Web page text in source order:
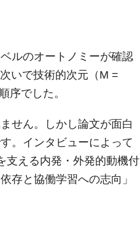
ルのオートノミーが確認
いで技術的次元（M =
序でした。
せん。しかし論文が面白
。インタビューによって
支える内発・外発的動機付
存と協働学習への志向」